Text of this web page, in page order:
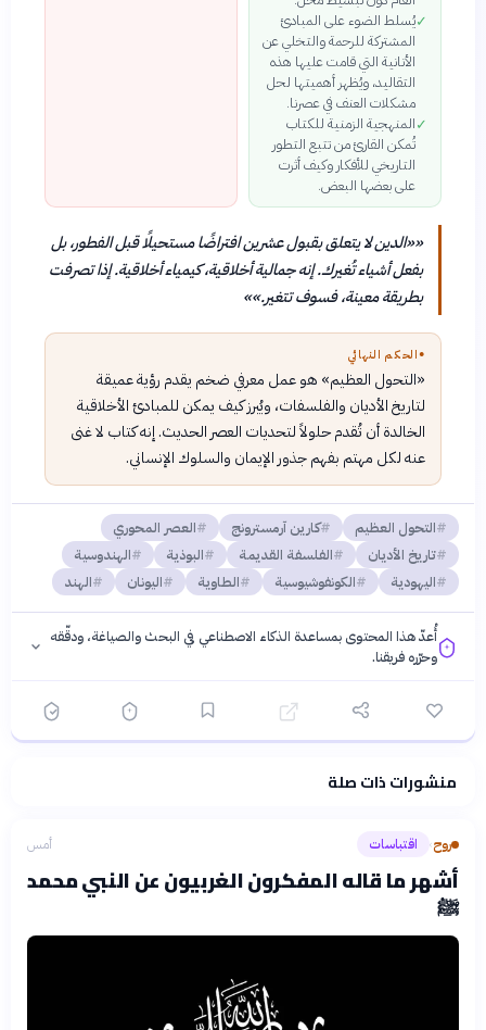
✓يُسلط الضوء على المبادئ
المشتركة للرحمة والتخلي عن
الأنانية التي قامت عليها هذه
التقاليد، ويُظهر أهميتها لحل
مشكلات العنف في عصرنا.
✓المنهجية الزمنية للكتاب
تُمكن القارئ من تتبع التطور
التاريخي للأفكار وكيف أثرت
على بعضها البعض.
««الدين لا يتعلق بقبول عشرين افتراضًا مستحيلًا قبل الفطور، بل
بفعل أشياء تُغيرك. إنه جمالية أخلاقية، كيمياء أخلاقية. إذا تصرفت
بطريقة معينة، فسوف تتغير.»»
●الحكم النهائي
«التحول العظيم» هو عمل معرفي ضخم يقدم رؤية عميقة
لتاريخ الأديان والفلسفات، ويُبرز كيف يمكن للمبادئ الأخلاقية
الخالدة أن تُقدم حلولاً لتحديات العصر الحديث. إنه كتاب لا غنى
عنه لكل مهتم بفهم جذور الإيمان والسلوك الإنساني.
التحول العظيم كارين آرمسترونج
العصر المحوري
تاريخ الأديان
الفلسفة القديمة البوذية
الهندوسية
اليهودية
الكونفوشيوسية الطاوية اليونان الهند
أُعدّ هذا المحتوى بمساعدة الذكاء الاصطناعي في البحث والصياغة، ودقّقه
وحرّره فريقنا.
فلسفتنا المعرفية· سياسة الذكاء الاصطناعيمنشورات ذات صلة
روح› اقتباسات أمس
أشهر ما قاله المفكرون الغربيون عن النبي محمد
ﷺ